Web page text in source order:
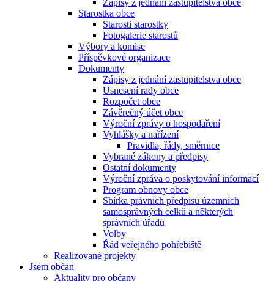
Zápisy z jednání zastupitelstva obce
Starostka obce
Starosti starostky
Fotogalerie starostů
Výbory a komise
Příspěvkové organizace
Dokumenty
Zápisy z jednání zastupitelstva obce
Usnesení rady obce
Rozpočet obce
Závěrečný účet obce
Výroční zprávy o hospodaření
Vyhlášky a nařízení
Pravidla, řády, směrnice
Vybrané zákony a předpisy
Ostatní dokumenty
Výroční zpráva o poskytování informací
Program obnovy obce
Sbírka právních předpisů územních
samosprávných celků a některých
správních úřadů
Volby
Řád veřejného pohřebiště
Realizované projekty
Jsem občan
Aktuality pro občany